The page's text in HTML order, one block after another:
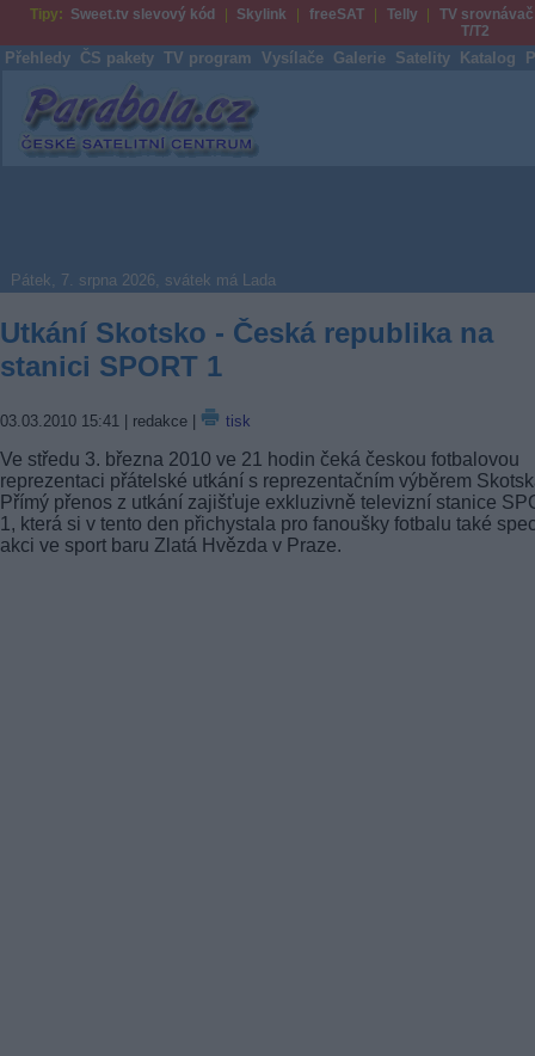
Tipy: Sweet.tv slevový kód Skylink freeSAT Telly
TV srovnávač
T/T2
Přehledy ČS pakety TV program Vysílače Galerie Satelity Katalog
Parabola.cz
Pátek, 7. srpna 2026, svátek má Lada
Utkání Skotsko - Česká republika na
stanici SPORT 1
03.03.2010 15:41 | redakce | tisk
Ve středu 3. března 2010 ve 21 hodin čeká českou fotbalovou
reprezentaci přátelské utkání s reprezentačním výběrem
Přímý přenos z utkání zajišťuje exkluzivně televizní stanice
1, která si v tento den přichystala pro fanoušky fotbalu také
akci ve sport baru Zlatá Hvězda v Praze.